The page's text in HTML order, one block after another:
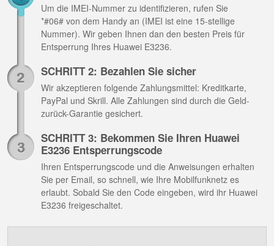
Um die IMEI-Nummer zu identifizieren, rufen Sie
*#06# von dem Handy an (IMEI ist eine 15-stellige
Nummer). Wir geben Ihnen dan den besten Preis für
Entsperrung Ihres Huawei E3236.
SCHRITT 2: Bezahlen Sie sicher
Wir akzeptieren folgende Zahlungsmittel: Kreditkarte,
PayPal und Skrill. Alle Zahlungen sind durch die Geld-
zurück-Garantie gesichert.
SCHRITT 3: Bekommen Sie Ihren Huawei
E3236 Entsperrungscode
Ihren Entsperrungscode und die Anweisungen erhalten
Sie per Email, so schnell, wie Ihre Mobilfunknetz es
erlaubt. Sobald Sie den Code eingeben, wird ihr Huawei
E3236 freigeschaltet.